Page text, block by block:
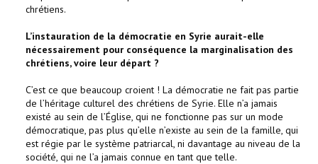
chrétiens.
L’instauration de la démocratie en Syrie aurait-elle
nécessairement pour conséquence la marginalisation des
chrétiens, voire leur départ ?
C’est ce que beaucoup croient ! La démocratie ne fait pas partie
de l’héritage culturel des chrétiens de Syrie. Elle n’a jamais
existé au sein de l’Église, qui ne fonctionne pas sur un mode
démocratique, pas plus qu’elle n’existe au sein de la famille, qui
est régie par le système patriarcal, ni davantage au niveau de la
société, qui ne l’a jamais connue en tant que telle.